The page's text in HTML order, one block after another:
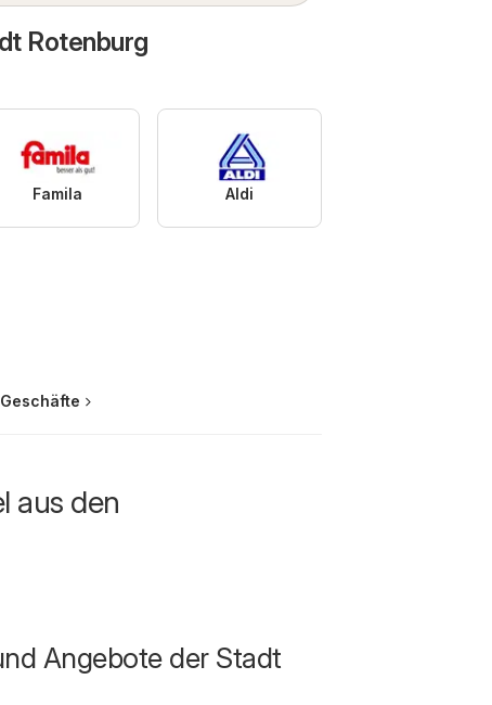
Rotenburg
Famila Aldi
aus den
Angebote der Stadt